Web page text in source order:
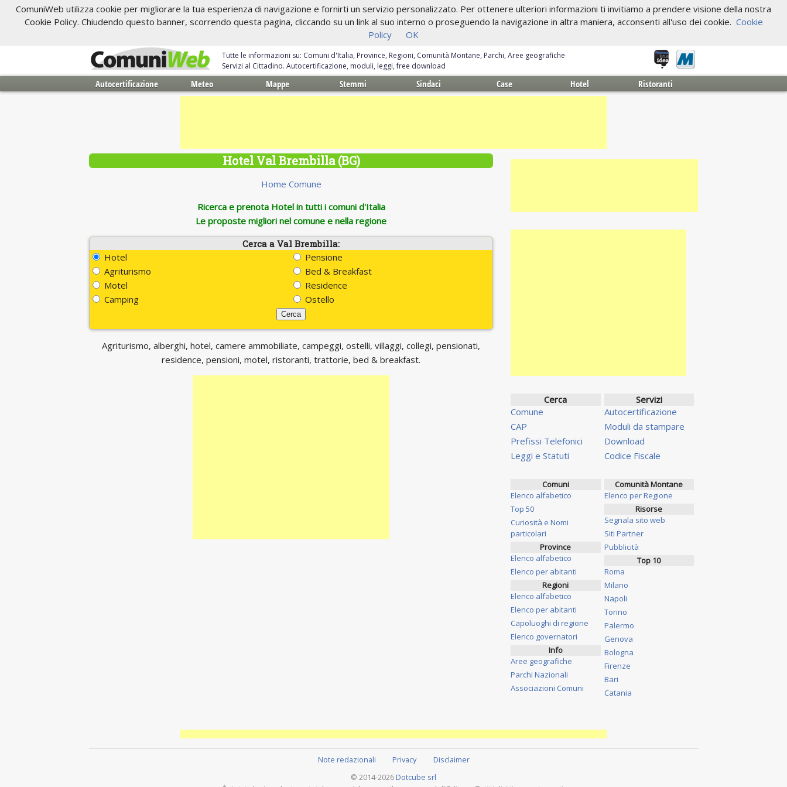
ComuniWeb utilizza cookie per migliorare la tua esperienza di navigazione e fornirti un servizio personalizzato. Per ottenere ulteriori informazioni ti invitiamo a prendere visione della nostra
Cookie Policy. Chiudendo questo banner, scorrendo questa pagina, cliccando su un link al suo interno o proseguendo la navigazione in altra maniera, acconsenti all'uso dei cookie. Cookie
Policy
OK
Tutte le informazioni su: Comuni d'Italia, Province, Regioni, Comunità Montane, Parchi, Aree geografiche
Servizi al Cittadino. Autocertificazione, moduli, leggi, free download
Autocertificazione Meteo Mappe Stemmi Sindaci Case Hotel Ristoranti
Hotel Val Brembilla (BG)
Home Comune
Ricerca e prenota Hotel in tutti i comuni d'Italia
Le proposte migliori nel comune e nella regione
Cerca a Val Brembilla:
Hotel
Pensione
Agriturismo
Bed & Breakfast
Motel
Residence
Camping
Ostello
Agriturismo, alberghi, hotel, camere ammobiliate, campeggi, ostelli, villaggi, collegi, pensionati,
residence, pensioni, motel, ristoranti, trattorie, bed & breakfast.
Cerca
Comune
CAP
Prefissi Telefonici
Leggi e Statuti
Servizi
Autocertificazione
Moduli da stampare
Download
Codice Fiscale
Comuni
Elenco alfabetico
Top 50
Curiosità e Nomi
particolari
Province
Elenco alfabetico
Elenco per abitanti
Regioni
Elenco alfabetico
Elenco per abitanti
Capoluoghi di regione
Elenco governatori
Info
Aree geografiche
Parchi Nazionali
Associazioni Comuni
Comunità Montane
Elenco per Regione
Risorse
Segnala sito web
Siti Partner
Pubblicità
Top 10
Roma
Milano
Napoli
Torino
Palermo
Genova
Bologna
Firenze
Bari
Catania
Note redazionali Privacy
Disclaimer
© 2014-2026 Dotcube srl